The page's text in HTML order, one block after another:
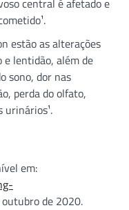
estão as alterações
e lentidão, além de
sono, dor nas
perda do olfato,
urinários¹.
em:
outubro de 2020.